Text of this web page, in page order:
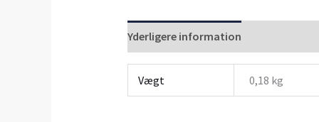
Yderligere information
Vægt 0,18 kg